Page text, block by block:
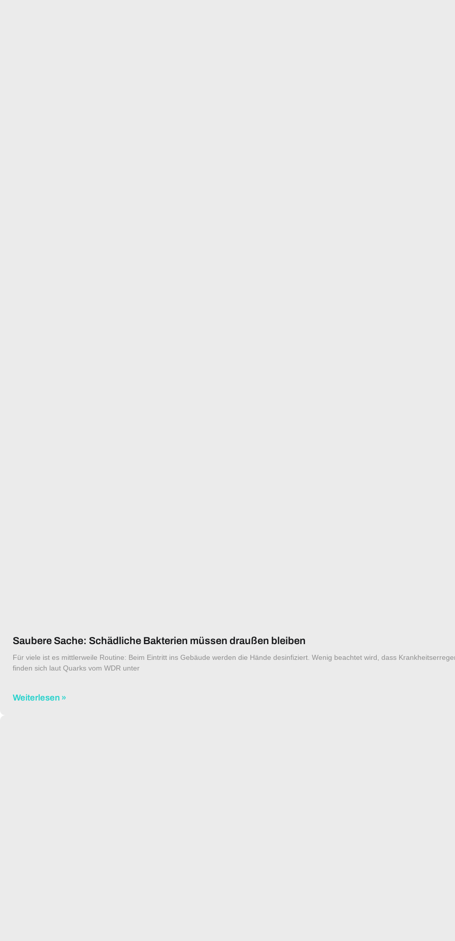
Saubere Sache: Schädliche Bakterien müssen draußen bleiben
Für viele ist es mittlerweile Routine: Beim Eintritt ins Gebäude werden die Hände desinfiziert. Wenig beachtet wird, dass
finden sich laut Quarks vom WDR unter
Weiterlesen »